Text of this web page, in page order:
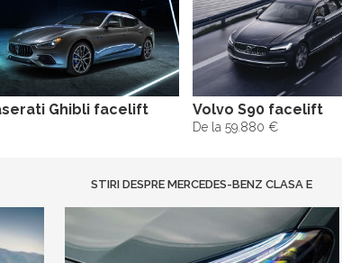
Ghibli facelift Volvo S90 facelift
De la 59.880 €
STIRI DESPRE MERCEDES-BENZ CLASA E